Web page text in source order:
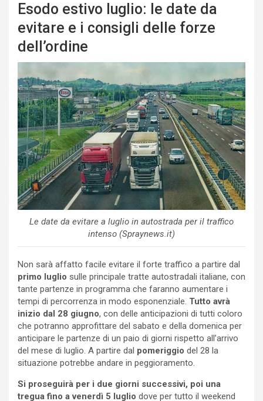
Esodo estivo luglio: le date da
evitare e i consigli delle forze
dell’ordine
Le date da evitare a luglio in autostrada per il traffico
intenso (Spraynews.it)
Non sarà affatto facile evitare il forte traffico a partire dal
primo luglio sulle principale tratte autostradali italiane, con
tante partenze in programma che faranno aumentare i
tempi di percorrenza in modo esponenziale. Tutto avrà
inizio dal 28 giugno, con delle anticipazioni di tutti coloro
che potranno approfittare del sabato e della domenica per
anticipare le partenze di un paio di giorni rispetto all’arrivo
del mese di luglio. A partire dal pomeriggio del 28 la
situazione potrebbe andare in peggioramento.
Si proseguirà per i due giorni successivi, poi una
tregua fino a venerdì 5 luglio dove per tutto il weekend